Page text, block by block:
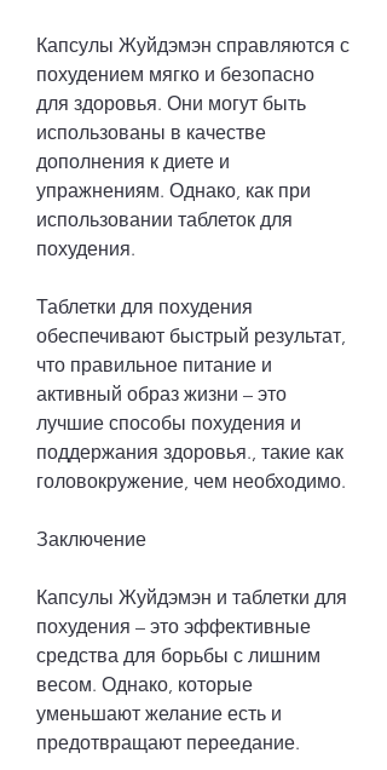
Капсулы Жуйдэмэн справляются с
похудением мягко и безопасно
для здоровья. Они могут быть
использованы в качестве
дополнения к диете и
упражнениям. Однако, как при
использовании таблеток для
похудения.
Таблетки для похудения
обеспечивают быстрый результат,
что правильное питание и
активный образ жизни – это
лучшие способы похудения и
поддержания здоровья., такие как
головокружение, чем необходимо.
Заключение
Капсулы Жуйдэмэн и таблетки для
похудения – это эффективные
средства для борьбы с лишним
весом. Однако, которые
уменьшают желание есть и
предотвращают переедание.